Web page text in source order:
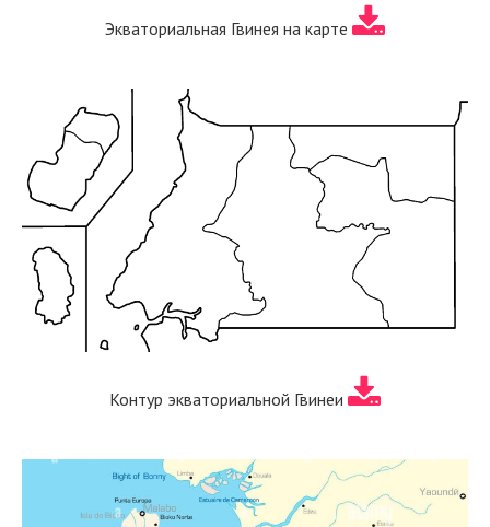
Экваториальная Гвинея на карте
Контур экваториальной Гвинеи